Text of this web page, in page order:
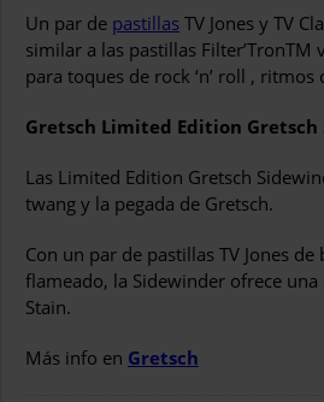
Un par de pastillas TV Jones y TV
similar a las pastillas
para toques de rock ‘n’ roll ,
Gretsch Limited Edition
Las Limited Edition Gretsch
twang y la pegada de Gretsch.
Con un par de pastillas TV Jones
flameado, la Sidewinder ofrece
Stain.
Más info en Gretsch